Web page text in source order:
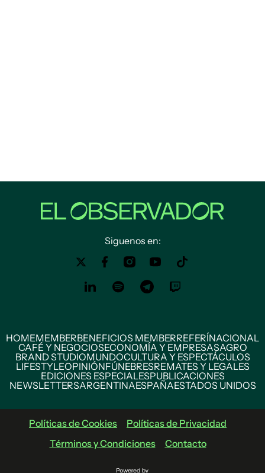
Siguenos en:
HOMEMEMBERBENEFICIOS MEMBERREFERÍNACIONAL
CAFÉ Y NEGOCIOSECONOMÍA Y EMPRESASAGRO
BRAND STUDIOMUNDOCULTURA Y ESPECTÁCULOS
LIFESTYLEOPINIÓNFÚNEBRESREMATES Y LEGALES
EDICIONES ESPECIALESPUBLICACIONES
NEWSLETTERSARGENTINAESPAÑAESTADOS UNIDOS
Políticas de Cookies
Políticas de Privacidad
Términos y Condiciones
Contacto